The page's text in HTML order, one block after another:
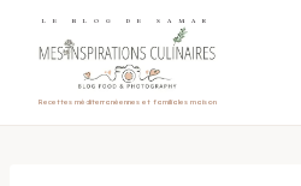
LE BLOG DE SAMAR
Recettes méditerranéennes et familiales maison